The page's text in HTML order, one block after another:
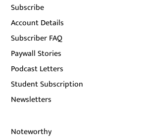
Subscribe
Account Details
Subscriber FAQ
Paywall Stories
Podcast Letters
Student Subscription
Newsletters
Noteworthy